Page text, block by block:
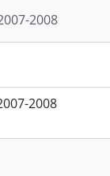
2008
2008